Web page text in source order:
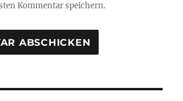
Kommentar speichern.